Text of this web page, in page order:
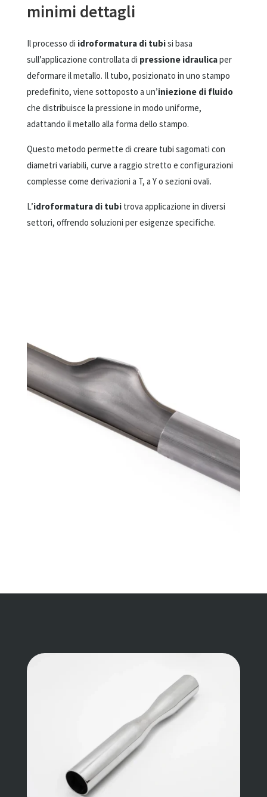
minimi dettagli
Il processo di idroformatura di tubisi basa
sull’applicazione controllata di pressione idraulicaper
deformare il metallo. Il tubo, posizionato in uno stampo
predefinito, viene sottoposto a un’iniezione di fluido
che distribuisce la pressione in modo uniforme,
adattando il metallo alla forma dello stampo.
Questo metodo permette di creare tubi sagomati con
diametri variabili, curve a raggio stretto e configurazioni
complesse come derivazioni a T, a Y o sezioni ovali.
L’idroformatura di tubi trova applicazione in diversi
settori, offrendo soluzioni per esigenze specifiche.